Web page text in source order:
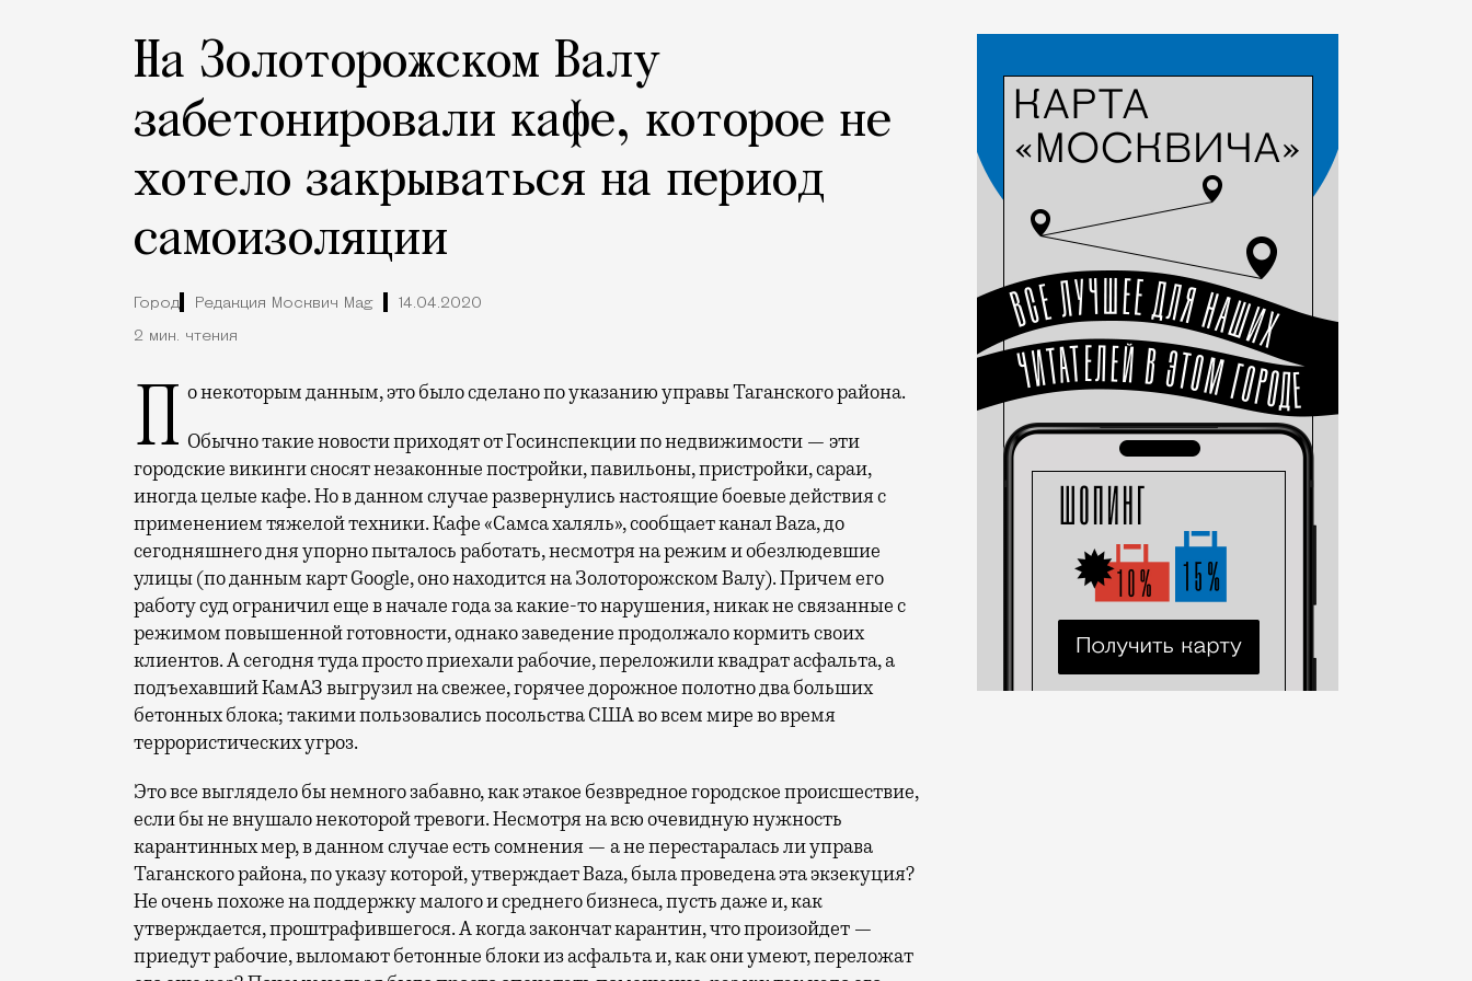
На Золоторожском Валу
забетонировали кафе, которое не
хотело закрываться на период
самоизоляции
Город Редакция Москвич Mag 14.04.2020
2 мин. чтения
По некоторым данным, это было сделано по указанию управы Таганского района.
Обычно такие новости приходят от Госинспекции по недвижимости — эти
городские викинги сносят незаконные постройки, павильоны, пристройки, сараи,
иногда целые кафе. Но в данном случае развернулись настоящие боевые действия с
применением тяжелой техники. Кафе «Самса халяль», сообщает канал Baza, до
сегодняшнего дня упорно пыталось работать, несмотря на режим и обезлюдевшие
улицы (по данным карт Google, оно находится на Золоторожском Валу). Причем его
работу суд ограничил еще в начале года за какие-то нарушения, никак не связанные с
режимом повышенной готовности, однако заведение продолжало кормить своих
клиентов. А сегодня туда просто приехали рабочие, переложили квадрат асфальта, а
подъехавший КамАЗ выгрузил на свежее, горячее дорожное полотно два больших
бетонных блока; такими пользовались посольства США во всем мире во время
террористических угроз.
Это все выглядело бы немного забавно, как этакое безвредное городское происшествие,
если бы не внушало некоторой тревоги. Несмотря на всю очевидную нужность
карантинных мер, в данном случае есть сомнения — а не перестаралась ли управа
Таганского района, по указу которой, утверждает Baza, была проведена эта экзекуция?
Не очень похоже на поддержку малого и среднего бизнеса, пусть даже и, как
утверждается, проштрафившегося. А когда закончат карантин, что произойдет —
приедут рабочие, выломают бетонные блоки из асфальта и, как они умеют, переложат